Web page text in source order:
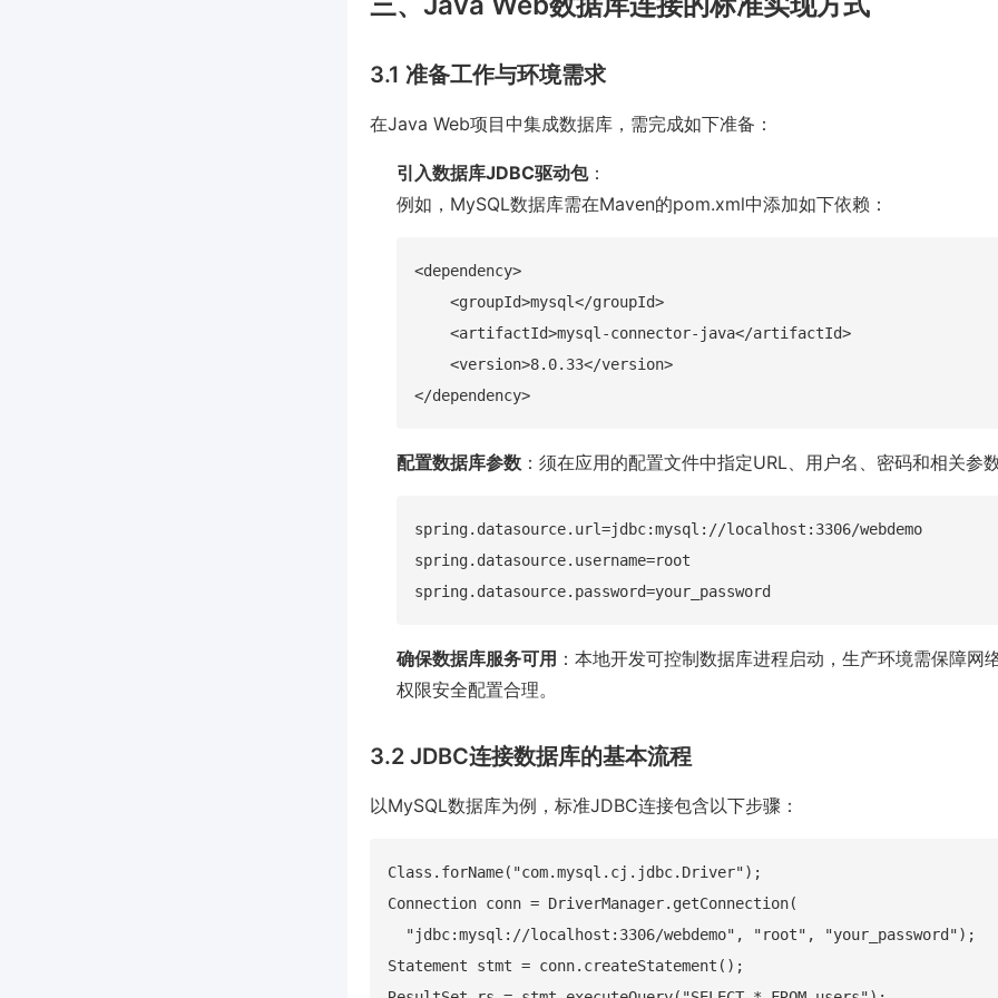
3.1 准备工作与环境需求
在Java Web项目中集成数据库，需完成如下准备：
引入数据库JDBC驱动包：
例如，MySQL数据库需在Maven的pom.xml中添加如下依赖：
<dependency>
    <groupId>mysql</groupId>
    <artifactId>mysql-connector-java</artifactId>
    <version>8.0.33</version>
配置数据库参数 ：须在应用的配置文件中指定URL、用户名、密码和相关参
spring.datasource.url=jdbc:mysql://localhost:3306/webdemo
spring.datasource.username=root
确保数据库服务可用 ：本地开发可控制数据库进程启动，生产环境需保障网
权限安全配置合理。
3.2 JDBC连接数据库的基本流程
以MySQL数据库为例，标准JDBC连接包含以下步骤：
Class.forName("com.mysql.cj.jdbc.Driver");
Connection conn = DriverManager.getConnection(
  "jdbc:mysql://localhost:3306/webdemo", "root", "your_password");
Statement stmt = conn.createStatement();